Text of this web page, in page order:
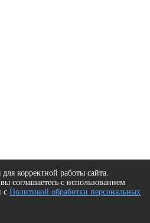
корректной работы сайта.
соглашаетесь с использованием
с Политикой обработки персональных